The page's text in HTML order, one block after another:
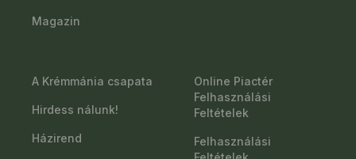
Magazin
A Krémmánia csapata
Hirdess nálunk!
Házirend
Online Piactér
Felhasználási
Feltételek
Felhasználási